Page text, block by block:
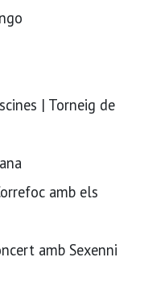
| Torneig de
amb els
amb Sexenni